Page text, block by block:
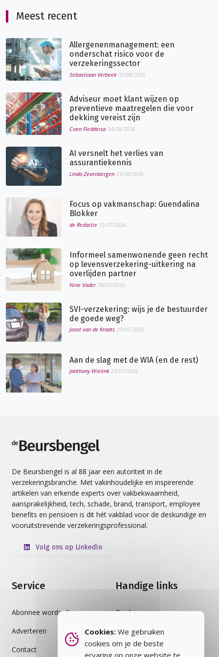
Meest recent
Allergenenmanagement: een
onderschat risico voor de
verzekeringssector
Sebastiaan Verbeek 05/08/2026
Adviseur moet klant wijzen op
preventieve maatregelen die voor
dekking vereist zijn
Coen Fledderus 04/08/2026
AI versnelt het verlies van
assurantiekennis
Linda Zevenbergen 03/08/2026
Focus op vakmanschap: Guendalina
Blokker
de Redactie 31/07/2026
Informeel samenwonende geen recht
op levensverzekering-uitkering na
overlijden partner
Nine Vader 30/07/2026
SVI-verzekering: wijs je de bestuurder
de goede weg?
Joost van de Kraats 29/07/2026
Aan de slag met de WIA (en de rest)
Janthony Wielink 23/07/2026
De Beursbengel is al 88 jaar een autoriteit in de
verzekeringsbranche. Met vakinhoudelijke en inspirerende
artikelen van erkende experts over vakbekwaamheid,
aansprakelijkheid, tech, schade, brand, transport, employee
benefits en pensioen is dit hét vakblad voor de deskundige en
vooruitstrevende verzekeringsprofessional.
Volg ons op LinkedIn
Service
Abonnee worden?
Adverteren
Contact
Handige links
Disclaimer
Auteursrecht
Cookiebeleid
Cookies: We gebruiken
cookies om je de beste
ervaring op onze website te